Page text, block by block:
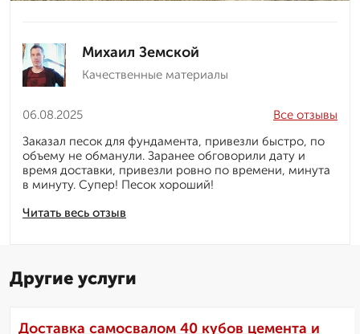
Михаил Земской
Качественные материалы
06.08.2025
Читать весь отзыв
Все отзывы
Заказал песок для фундамента, привезли быстро, по
объему не обманули. Заранее обговорили дату и
время доставки, привезли ровно по времени, минута
в минуту. Супер! Песок хороший!
Другие услуги
Доставка самосвалом 40 кубов цемента и